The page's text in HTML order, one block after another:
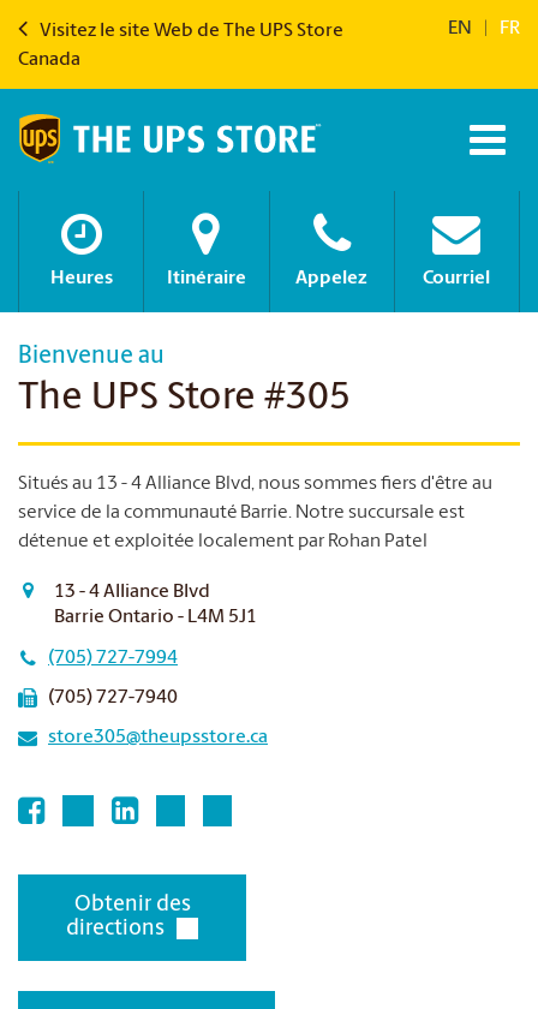
Visitez le site Web de The UPS Store
Canada
EN FR
Heures Itinéraire Appelez Courriel
Bienvenue au
The UPS Store #305
Situés au 13 - 4 Alliance Blvd, nous sommes fiers d'être au
service de la communauté Barrie. Notre succursale est
détenue et exploitée localement par Rohan Patel
13 - 4 Alliance Blvd
Barrie Ontario - L4M 5J1
(705) 727-7994
(705) 727-7940
store305@theupsstore.ca
Obtenir des
directions